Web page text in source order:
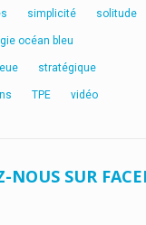
simplicité solitude
océan bleu
stratégique
TPE vidéo
NOUS SUR